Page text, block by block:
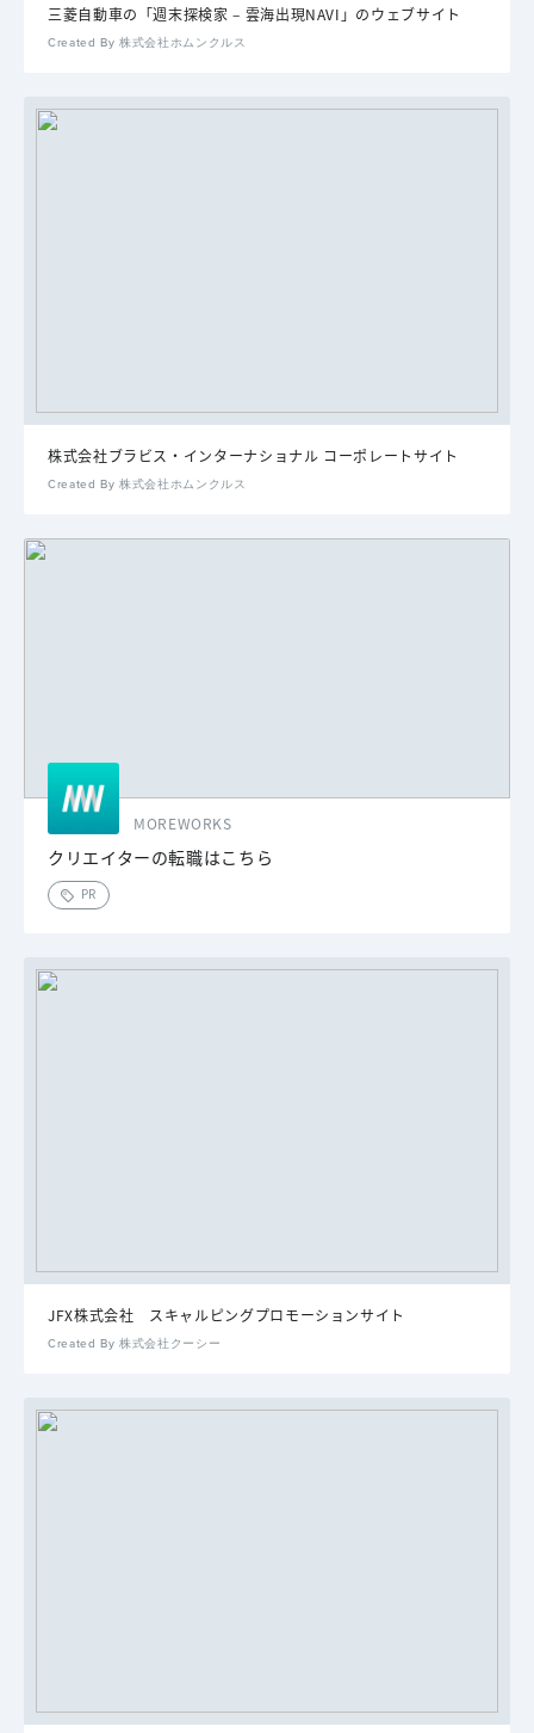
三菱自動車の「週末探検家 – 雲海出現NAVI」のウェブサイト
Created By 株式会社ホムンクルス
株式会社ブラビス・インターナショナル コーポレートサイト
Created By 株式会社ホムンクルス
MOREWORKS
クリエイターの転職はこちら
PR
JFX株式会社 スキャルピングプロモーションサイト
Created By 株式会社クーシー